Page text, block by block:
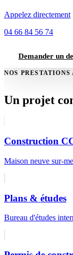
Appelez directement
04 66 84 56 74
Demander un
NOS
Un projet
Construction
Maison neuve sur-
Plans & études
Bureau d'études